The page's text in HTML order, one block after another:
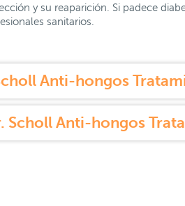
y su reaparición. Si padece
sanitarios.
Anti-hongos
Scholl Anti-hongos